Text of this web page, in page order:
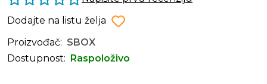
Dodajte na listu želja
Proizvođač: SBOX
Dostupnost:
Raspoloživo